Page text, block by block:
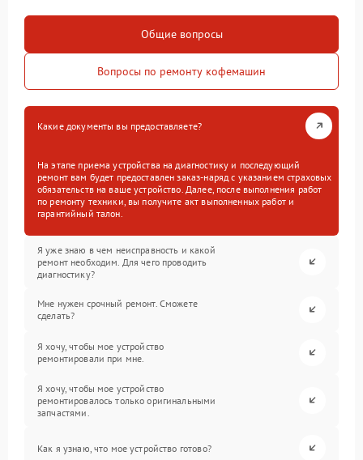
Общие вопросы
Вопросы по ремонту кофемашин
Какие документы вы предоставляете?
На этапе приема устройства на диагностику и последующий
ремонт вам будет предоставлен заказ-наряд с указанием страховых
обязательств на ваше устройство. Далее, после выполнения работ
по ремонту техники, вы получите акт выполненных работ и
гарантийный талон.
Я уже знаю в чем неисправность и какой
ремонт необходим. Для чего проводить
диагностику?
Мне нужен срочный ремонт. Сможете
сделать?
Я хочу, чтобы мое устройство
ремонтировали при мне.
Я хочу, чтобы мое устройство
ремонтировалось только оригинальными
запчастями.
Как я узнаю, что мое устройство готово?